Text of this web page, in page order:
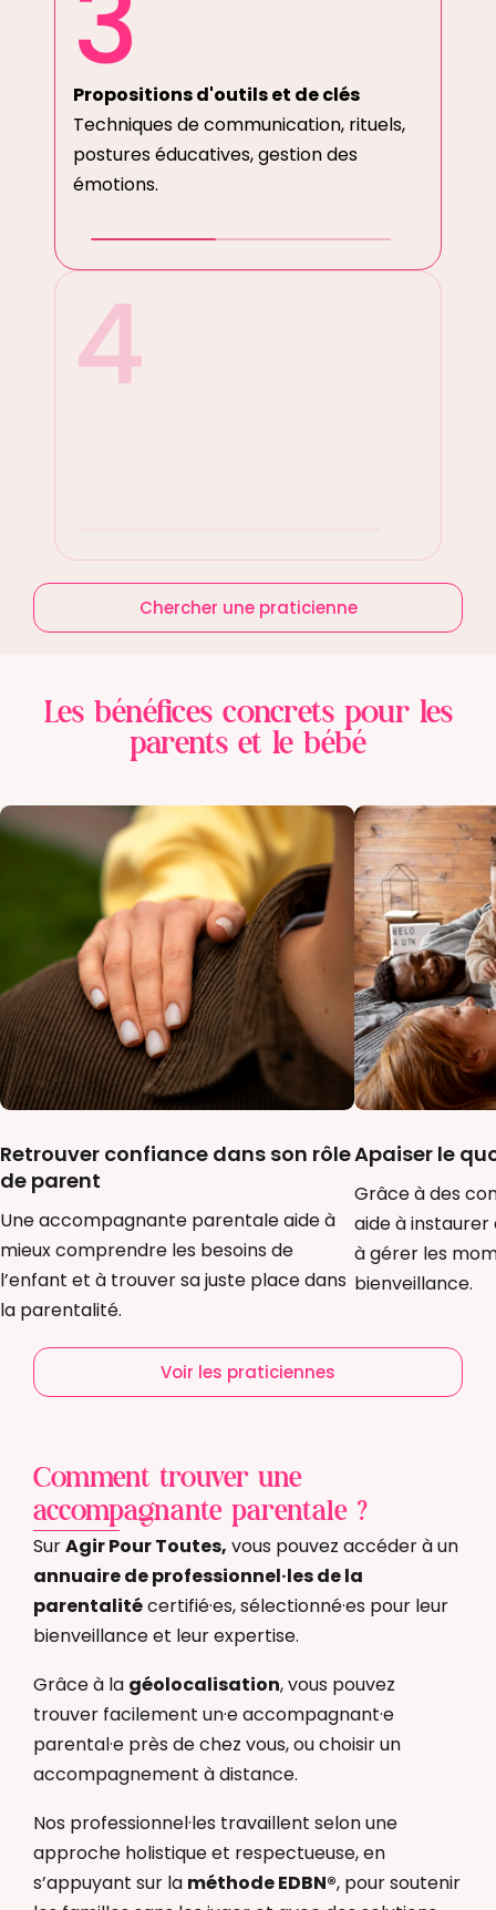
Propositions d'outils et de clés
Techniques de communication, rituels,
postures éducatives, gestion des
émotions.
4
Chercher une praticienne
Les bénéfices concrets pour les
parents et le bébé
Retrouver confiance dans son rôle
de parent
Une accompagnante parentale aide à
mieux comprendre les besoins de
l’enfant et à trouver sa juste place dans
la parentalité.
Apaiser le
Grâce à des
aide à instaurer
à gérer les
bienveillance.
Voir les praticiennes
Comment trouver une
accompagnante parentale ?
SurAgir Pour Toutes, vous pouvez accéder à un
annuaire de professionnel·les de la
parentalitécertifié·es, sélectionné·es pour leur
bienveillance et leur expertise.
Grâce à la géolocalisation, vous pouvez
trouver facilement un·e accompagnant·e
parental·e près de chez vous, ou choisir un
accompagnement à distance.
Nos professionnel·les travaillent selon une
approche holistique et respectueuse, en
s’appuyant sur la méthode EDBN®, pour soutenir